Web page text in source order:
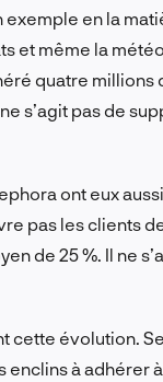
exemple en la
et même la
quatre
s’agit pas de
ont eux
pas les clients
de 25 %. Il ne
cette évolution.
à adhérer